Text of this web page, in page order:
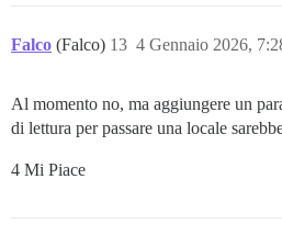
Falco (Falco) 4 Gennaio 2026,
13
Al momento no, ma aggiungere un
di lettura per passare una locale
4 Mi Piace